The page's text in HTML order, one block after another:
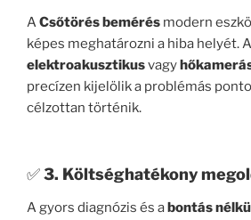
ACsőtörés bemérés modern
képes meghatározni a hiba helyét.
elektroakusztikusvagy
precízen kijelölik a problémás
célzottan történik.
✅3. Költséghatékony
A gyors diagnózis és a bontás